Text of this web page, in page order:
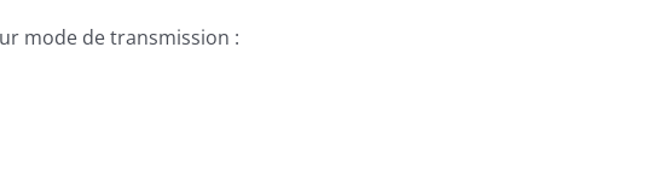
mode de transmission :